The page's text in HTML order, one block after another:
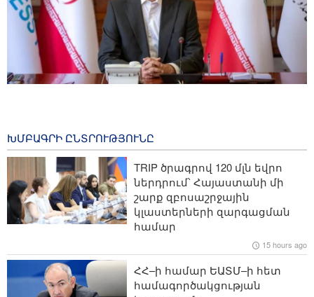
1 hour ago
Արաղչին դիմել է հարևաններին․ ժամանակն է
ապավինել ինքներս մեզ և իրական եղբայրություն
հաստատել
ԻՀՊԿ․ հեղափոխական լրատվամիջոցները դեր են
ունեցել թշնամու հոգեբանական գործողությունների
չեզոքացման գործում
CNN․ ԱՄՆ ԶՈւ գլխավոր շտաբի պետը Իրանի հետ
ԽՄԲԱԳՐԻ ԸՆՏՐՈՒԹՅՈՒՆԸ
TRIP ծրագրով 120 մլն եվրո
ներդրում՝ Հայաստանի մի
շարք զբոսաշրջային
կլաստերների զարգացման
համար
15 hours ago
ՀՀ–ի համար ԵԱՏՄ–ի հետ
համագործակցության